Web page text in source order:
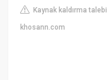
Kaynak kaldırma talebi
khosann.com